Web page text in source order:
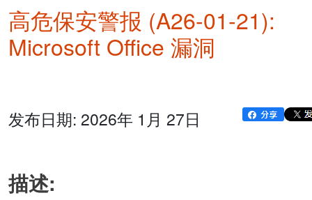
高危保安警报 (A26-01-21):
Microsoft Office 漏洞
发布日期: 2026年 1月 27日
描述: